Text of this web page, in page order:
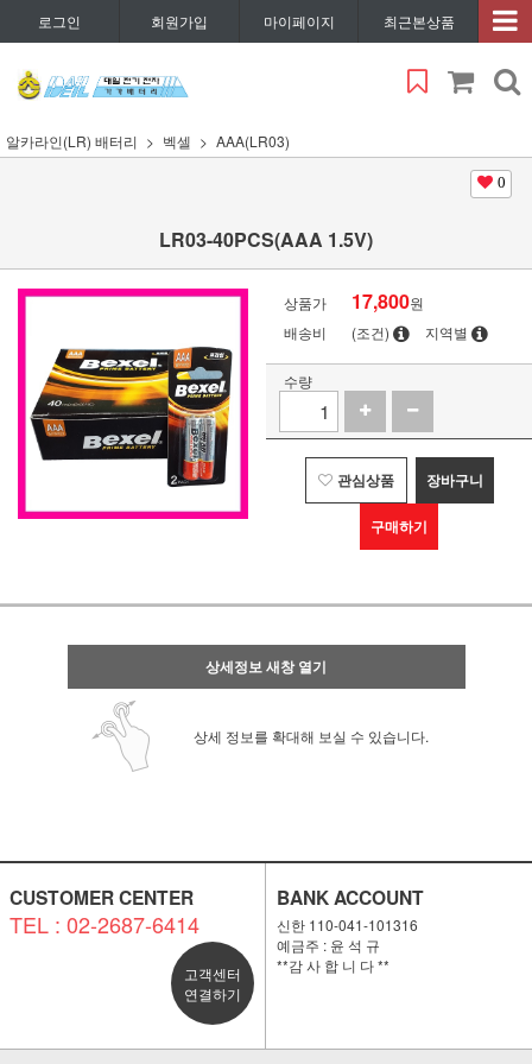
로그인 회원가입 마이페이지 최근본상품
알카라인(LR) 배터리 벡셀 AAA(LR03)
0
LR03-40PCS(AAA 1.5V)
상품가 17,800원
배송비
(조건) 지역별
수량
관심상품 장바구니
구매하기
상세정보 새창 열기
상세 정보를 확대해 보실 수 있습니다.
CUSTOMER CENTER
TEL : 02-2687-6414
고객센터
연결하기
BANK ACCOUNT
신한 110-041-101316
예금주 : 윤 석 규
**감 사 합 니 다 **